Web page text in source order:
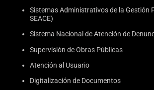
Sistemas Administrativos de la Gestión
SEACE)
Sistema Nacional de Atención de
Supervisión de Obras Públicas
Atención al Usuario
Digitalización de Documentos